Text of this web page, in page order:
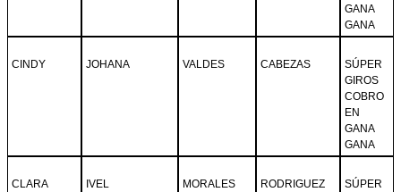
GANA
GANA
CINDY JOHANA VALDES CABEZAS
SÚPER
GIROS
COBRO
EN
GANA
GANA
CLARA IVEL MORALES RODRIGUEZ
SÚPER